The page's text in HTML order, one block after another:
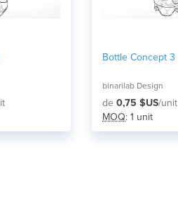
Bottle Concept 3
binarilab Design
de 0,75 $US/unit
MOQ: 1 unit